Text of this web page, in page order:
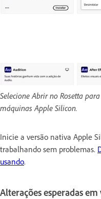
Selecione Abrir no Rosetta
máquinas Apple Silicon.
Inicie a versão nativa Apple
trabalhando sem problemas.
usando.
Alterações esperadas